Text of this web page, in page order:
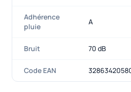
Adhérence
pluie
A
Bruit 70 dB
Code EAN